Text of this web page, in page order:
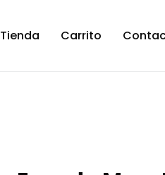
Tienda Carrito